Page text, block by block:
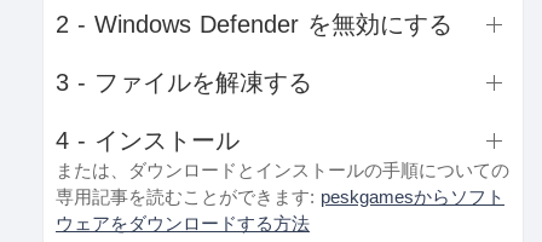
2 - Windows Defender を無効にする
3 - ファイルを解凍する
4 - インストール
または、ダウンロードとインストールの手順についての
専用記事を読むことができます: peskgamesからソフト
ウェアをダウンロードする方法